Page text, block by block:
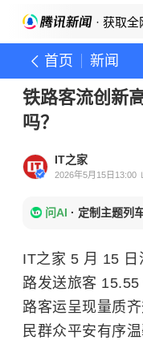
· 获取
首页 新闻
铁路客流创新
吗？
IT之家
2026年5月15日13:00
问AI · 定制主题列
IT之家 5 月 15
路发送旅客
路客运呈现量质
民群众平安有序